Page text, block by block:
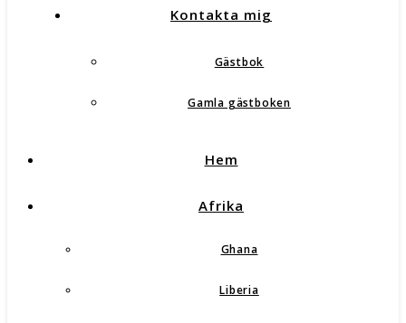
Kontakta mig
Gästbok
Gamla gästboken
Hem
Afrika
Ghana
Liberia